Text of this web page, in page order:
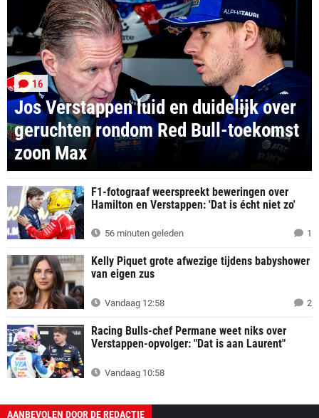
Jos Verstappen luid en duidelijk over
geruchten rondom Red Bull-toekomst
zoon Max
16
F1-fotograaf weerspreekt beweringen over
Hamilton en Verstappen: 'Dat is écht niet zo'
56 minuten geleden 1
Kelly Piquet grote afwezige tijdens babyshower
van eigen zus
Vandaag 12:58 2
Racing Bulls-chef Permane weet niks over
Verstappen-opvolger: "Dat is aan Laurent"
Vandaag 10:58
AANBEVOLEN DOOR DE REDACTIE